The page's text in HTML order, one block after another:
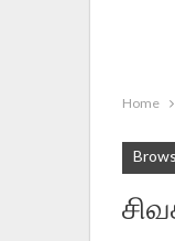
Home